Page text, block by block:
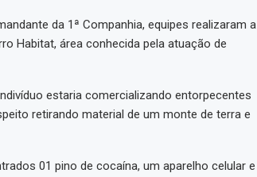
da 1ª Companhia, equipes realizaram a
Habitat, área conhecida pela atuação de
estaria comercializando entorpecentes
retirando material de um monte de terra e
01 pino de cocaína, um aparelho celular e